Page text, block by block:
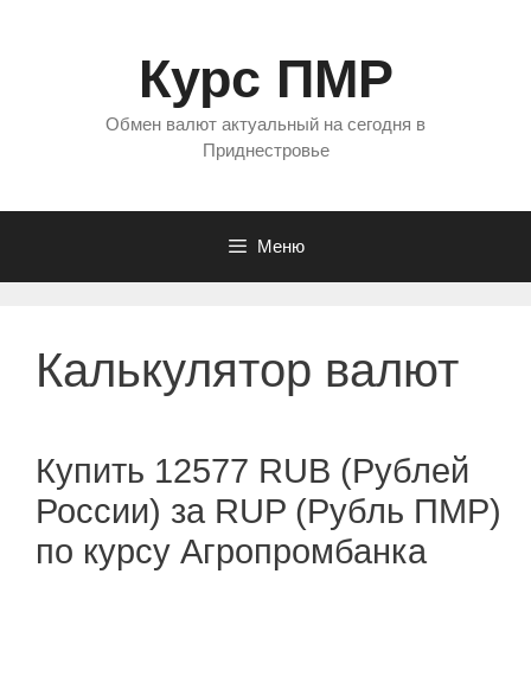
Курс ПМР
Обмен валют актуальный на сегодня в
Приднестровье
Меню
Калькулятор валют
Купить 12577 RUB (Рублей
России) за RUP (Рубль ПМР)
по курсу Агропромбанка